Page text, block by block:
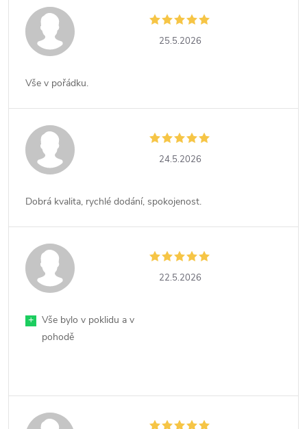
25.5.2026
Vše v pořádku.
24.5.2026
Dobrá kvalita, rychlé dodání, spokojenost.
22.5.2026
+
Vše bylo v poklidu a v
pohodě